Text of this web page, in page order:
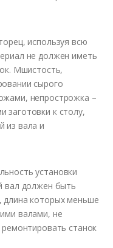
используя всю
не должен иметь
Мшистость,
сырого
непрострожка –
заготовки к столу,
из вала и
установки
вал должен быть
длина которых меньше
валами, не
станок